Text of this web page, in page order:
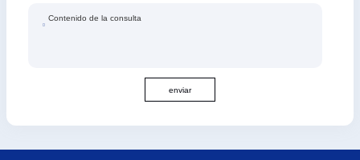
Contenido de la consulta
enviar